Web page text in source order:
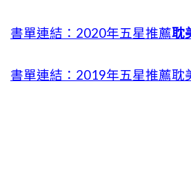
書單連結：2020年五星推薦耽
書單連結：2019年五星推薦耽